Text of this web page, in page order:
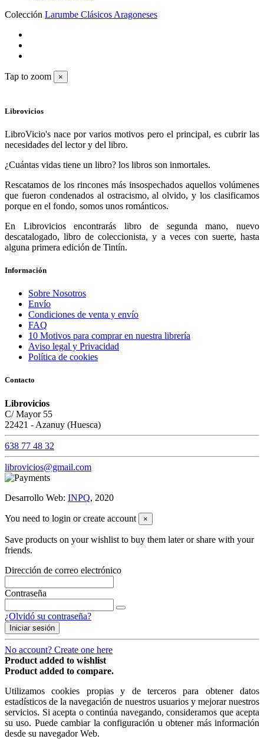
Colección Larumbe Clásicos Aragoneses
Tap to zoom ×
Librovicios
LibroVicio's nace por varios motivos pero el principal, es cubrir las
necesidades del lector y del libro.
¿Cuántas vidas tiene un libro? los libros son inmortales.
Rescatamos de los rincones más insospechados aquellos volúmenes
que fueron condenados al ostracismo, al olvido, y los clasificamos
porque en el fondo, somos unos románticos.
En Librovicios encontrarás libro de segunda mano, nuevo
descatalogado, libro de coleccionista, y a veces con suerte, hasta
alguna primera edición de Tintín.
Información
Sobre Nosotros
Envío
Condiciones de venta y envío
FAQ
10 Motivos para comprar en nuestra librería
Aviso legal y Privacidad
Política de cookies
Contacto
Librovicios
C/ Mayor 55
22421 - Azanuy (Huesca)
638 77 48 32
librovicios@gmail.com
Desarrollo Web: INPQ, 2020
You need to login or create account ×
Save products on your wishlist to buy them later or share with your
friends.
Dirección de correo electrónico
Contraseña
¿Olvidó su contraseña?
Iniciar sesión
No account? Create one here
Product added to wishlist
Product added to compare.
Utilizamos cookies propias y de terceros para obtener datos
estadísticos de la navegación de nuestros usuarios y mejorar nuestros
servicios. Si acepta o continúa navegando, consideramos que acepta
su uso. Puede cambiar la configuración u obtener más información
desde su navegador Web.